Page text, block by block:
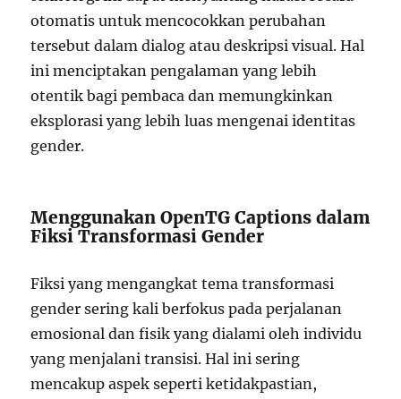
otomatis untuk mencocokkan perubahan
tersebut dalam dialog atau deskripsi visual. Hal
ini menciptakan pengalaman yang lebih
otentik bagi pembaca dan memungkinkan
eksplorasi yang lebih luas mengenai identitas
gender.
Menggunakan OpenTG Captions dalam
Fiksi Transformasi Gender
Fiksi yang mengangkat tema transformasi
gender sering kali berfokus pada perjalanan
emosional dan fisik yang dialami oleh individu
yang menjalani transisi. Hal ini sering
mencakup aspek seperti ketidakpastian,